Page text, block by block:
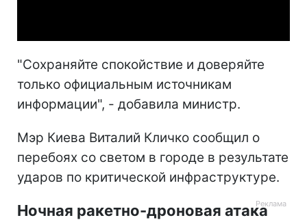
"Сохраняйте спокойствие и доверяйте
только официальным источникам
информации", - добавила министр.
Мэр Киева Виталий Кличко сообщил о
перебоях со светом в городе в результате
ударов по критической инфраструктуре.
Ночная ракетно-дроновая атака